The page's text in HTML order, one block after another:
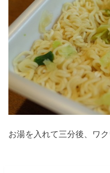
お湯を入れて三分後、ワ